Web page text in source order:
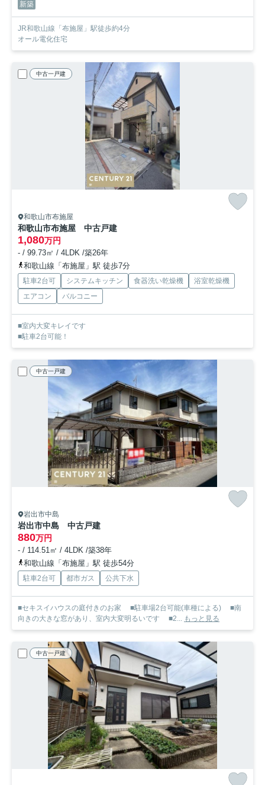
新築
JR和歌山線「布施屋」駅徒歩約4分
オール電化住宅
中古一戸建
和歌山市布施屋
和歌山市布施屋 中古戸建
1,080万円
- / 99.73㎡ / 4LDK /築26年
和歌山線「布施屋」駅 徒歩7分
駐車2台可 システムキッチン 食器洗い乾燥機
浴室乾燥機
エアコン
バルコニー
■室内大変キレイです
■駐車2台可能！
中古一戸建
岩出市中島
岩出市中島 中古戸建
880万円
- / 114.51㎡ / 4LDK /築38年
和歌山線「布施屋」駅 徒歩54分
駐車2台可 都市ガス 公共下水
■セキスイハウスの庭付きのお家 ■駐車場2台可能(車種による) ■南
向きの大きな窓があり、室内大変明るいです ■2... もっと見る
中古一戸建